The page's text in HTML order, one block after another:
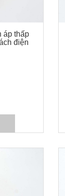
áp thấp
điện